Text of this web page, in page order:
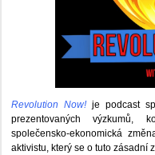
Revolution Now! je podcast
prezentovaných výzkumů,
společensko-ekonomická
aktivistu, který se o tuto zásadní